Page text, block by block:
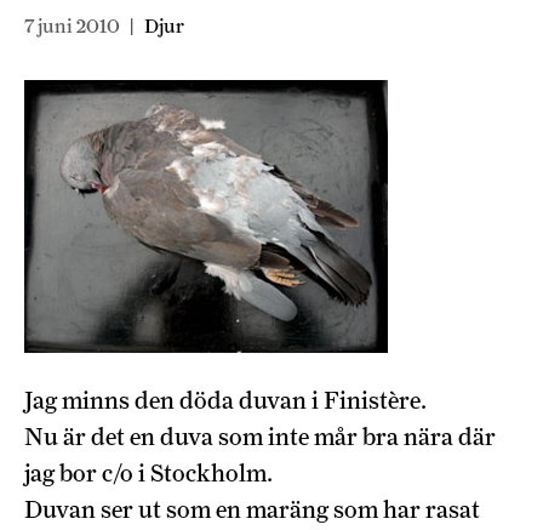
7 juni 2010 | Djur
Jag minns den döda duvan i Finistère.
Nu är det en duva som inte mår bra nära där
jag bor c/o i Stockholm.
Duvan ser ut som en maräng som har rasat